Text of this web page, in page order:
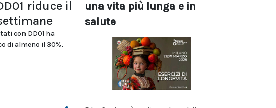
riduce il
con DD01 ha
di almeno il 30%,
una vita più lunga e in
salute